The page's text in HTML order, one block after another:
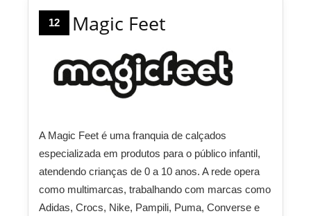
12 Magic Feet
A Magic Feet é uma franquia de calçados
especializada em produtos para o público infantil,
atendendo crianças de 0 a 10 anos. A rede opera
como multimarcas, trabalhando com marcas como
Adidas, Crocs, Nike, Pampili, Puma, Converse e